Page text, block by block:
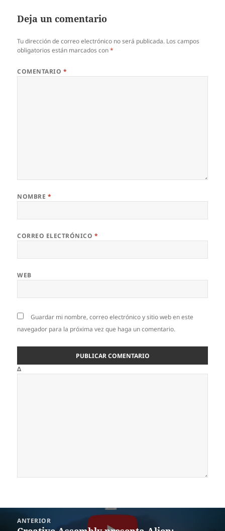
Deja un comentario
Tu dirección de correo electrónico no será publicada. Los campos
obligatorios están marcados con*
COMENTARIO *
NOMBRE *
CORREO ELECTRÓNICO *
WEB
Guardar mi nombre, correo electrónico y sitio web en este
navegador para la próxima vez que haga un comentario.
Δ
ANTERIOR